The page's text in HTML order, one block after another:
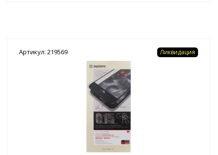
Артикул: 219569 Ликвидация